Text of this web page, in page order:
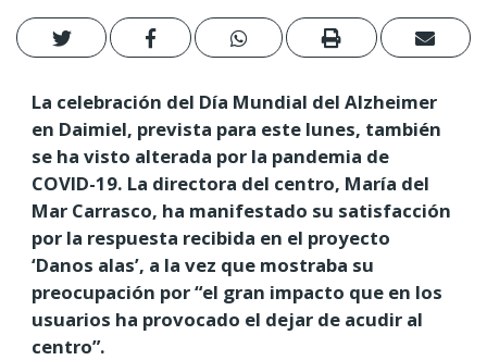
La celebración del Día Mundial del Alzheimer
en Daimiel, prevista para este lunes, también
se ha visto alterada por la pandemia de
COVID-19. La directora del centro, María del
Mar Carrasco, ha manifestado su satisfacción
por la respuesta recibida en el proyecto
‘Danos alas’, a la vez que mostraba su
preocupación por “el gran impacto que en los
usuarios ha provocado el dejar de acudir al
centro”.